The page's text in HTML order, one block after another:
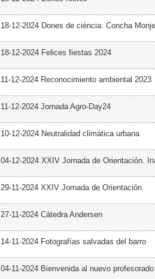
18-12-2024 Dones de ciència: Concha Monje
18-12-2024 Felices fiestas 2024
11-12-2024 Reconocimiento ambiental 2023
11-12-2024 Jornada Agro-Day24
10-12-2024 Neutralidad climática urbana
04-12-2024 XXIV Jornada de Orientación.
29-11-2024 XXIV Jornada de Orientación
27-11-2024 Cátedra Andersen
14-11-2024 Fotografías salvadas del barro
04-11-2024 Bienvenida al nuevo profesorado